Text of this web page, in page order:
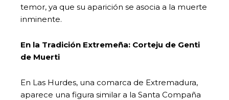
temor, ya que su aparición se asocia a la muerte
inminente.
En la Tradición Extremeña: Corteju de Genti
de Muerti
En Las Hurdes, una comarca de Extremadura,
aparece una figura similar a la Santa Compaña